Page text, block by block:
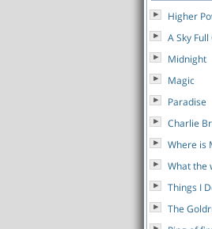
Higher
A Sky
Midnight
Magic
Paradise
Charlie
Where is
What the
Things I
The